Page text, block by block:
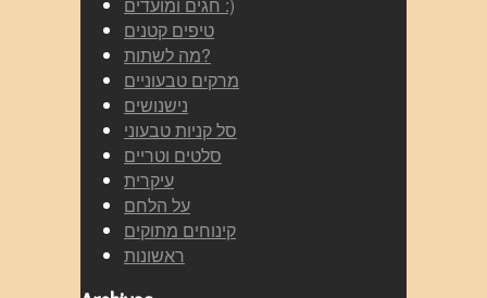
חגים ומועדים :)
טיפים קטנים
מה לשתות?
מרקים טבעוניים
נישנושים
סל קניות טבעוני
סלטים וטריים
עיקרית
על הלחם
קינוחים מתוקים
ראשונות